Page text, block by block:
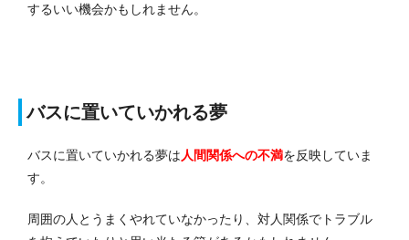
するいい機会かもしれません。
バスに置いていかれる夢
バスに置いていかれる夢は 人間関係への不満を反映していま
す。
周囲の人とうまくやれていなかったり、対人関係でトラブル